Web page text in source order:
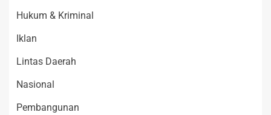
Hukum & Kriminal
Iklan
Lintas Daerah
Nasional
Pembangunan